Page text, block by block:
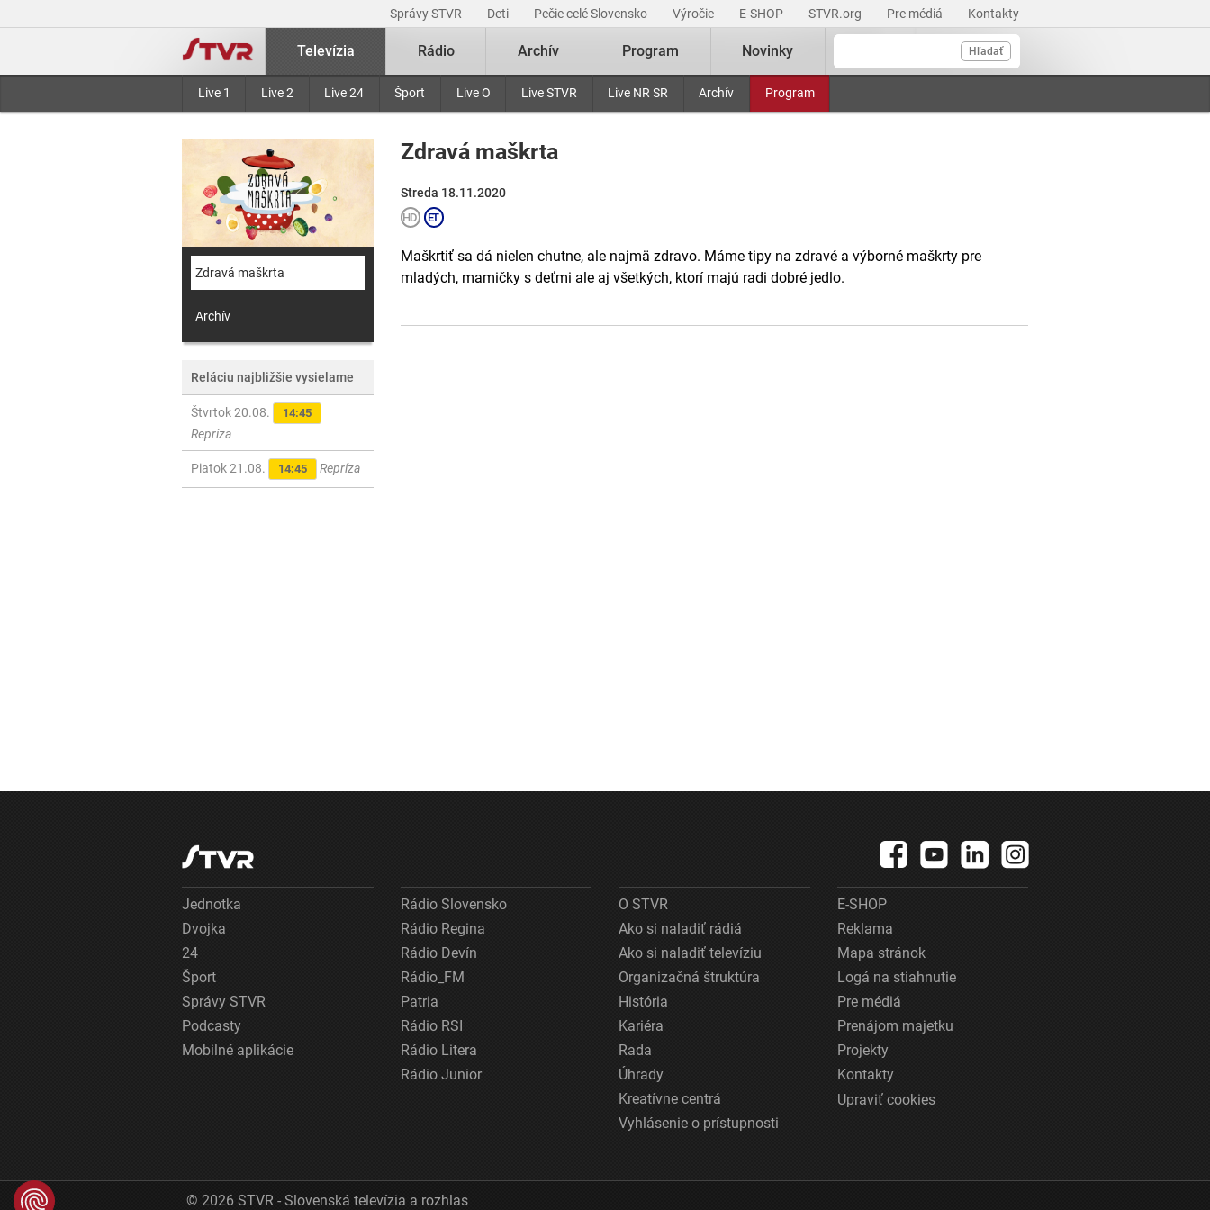
Správy STVR Deti Pečie celé Slovensko Výročie E-SHOP STVR.org Pre médiá Kontakty
Hľadať
Televízia
Live 1 Live 2 Live 24 Šport Live O Live STVR Live NR SR Archív Program
Rádio Archív Program Novinky
Zdravá maškrta
Archív
Reláciu najbližšie vysielame
Štvrtok 20.08. 14:45
Repríza
Piatok 21.08. 14:45 Repríza
Zdravá maškrta
Streda 18.11.2020
Maškrtiť sa dá nielen chutne, ale najmä zdravo. Máme tipy na zdravé a výborné maškrty pre
mladých, mamičky s deťmi ale aj všetkých, ktorí majú radi dobré jedlo.
Jednotka
Dvojka
24
Šport
Správy STVR
Podcasty
Mobilné aplikácie
Rádio Slovensko
Rádio Regina
Rádio Devín
Rádio_FM
Patria
Rádio RSI
Rádio Litera
Rádio Junior
O STVR
Ako si naladiť rádiá
Ako si naladiť televíziu
Organizačná štruktúra
História
Kariéra
Rada
Úhrady
Kreatívne centrá
Vyhlásenie o prístupnosti
E-SHOP
Reklama
Mapa stránok
Logá na stiahnutie
Pre médiá
Prenájom majetku
Projekty
Kontakty
Upraviť cookies
© 2026 STVR - Slovenská televízia a rozhlas